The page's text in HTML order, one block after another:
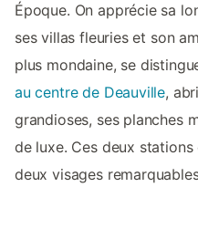
Époque. On apprécie sa
ses villas fleuries et son
plus mondaine, se
au centre de Deauville,
grandioses, ses planches
de luxe. Ces deux
deux visages